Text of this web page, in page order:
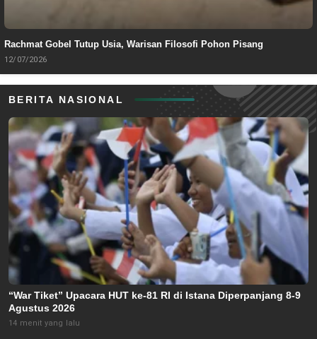
Rachmat Gobel Tutup Usia, Warisan Filosofi Pohon Pisang
12/07/2026
BERITA NASIONAL
“War Tiket” Upacara HUT ke-81 RI di Istana Diperpanjang 8-9
Agustus 2026
14 menit yang lalu